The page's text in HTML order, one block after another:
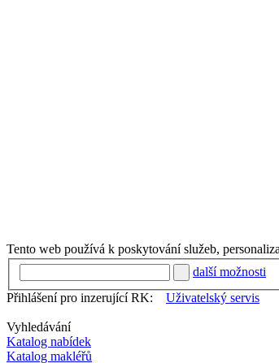
Tento web používá k poskytování služeb,
další možnosti
Přihlášení pro inzerující RK:
Uživatelský servis
Vyhledávání
Katalog nabídek
Katalog makléřů